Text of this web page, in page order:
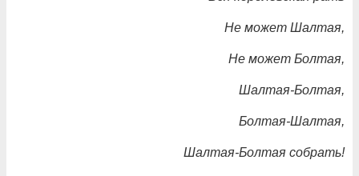
Не может Шалтая,
Не может Болтая,
Шалтая-Болтая,
Болтая-Шалтая,
Шалтая-Болтая собрать!